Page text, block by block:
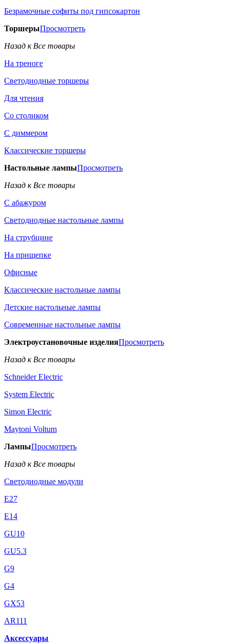
Безрамочные софиты под гипсокартон
ТоршерыПросмотреть
Назад к Все товары
На треноге
Светодиодные торшеры
Для чтения
Со столиком
С диммером
Классические торшеры
Настольные лампыПросмотреть
Назад к Все товары
С абажуром
Светодиодные настольные лампы
На струбцине
На прищепке
Офисные
Классические настольные лампы
Детские настольные лампы
Современные настольные лампы
Электроустановочные изделияПросмотреть
Назад к Все товары
Schneider Electric
System Electric
Simon Electric
Maytoni Voltum
ЛампыПросмотреть
Назад к Все товары
Светодиодные модули
E27
E14
GU10
GU5.3
G9
G4
GX53
AR111
Аксессуары